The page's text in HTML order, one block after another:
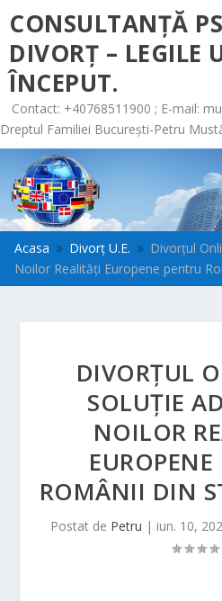
CONSULTANȚĂ
DIVORȚ – LEGILE
ÎNCEPUT.
Contact: +40768511900 ; E-mail:
Dreptul Familiei București-Petru
Acasa 9 Divorț U.E. 9 Divorțul
Noilor Realități Europene pentru
DIVORȚUL
SOLUȚIE
NOILOR
ROMÂNII DIN
Postat de Petru | iun. 10,